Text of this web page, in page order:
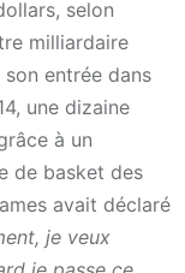
selon
milliardaire
entrée dans
une dizaine
à un
de basket des
avait déclaré
je veux